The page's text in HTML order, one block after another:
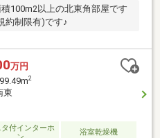
100m2以上の北東角部屋です
制限有)です♪
万円
2
東
タ付インターホ
浴室乾燥機